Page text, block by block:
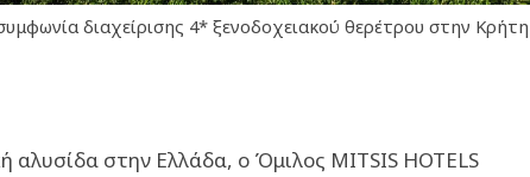
διαχείρισης 4* ξενοδοχειακού θερέτρου στην Κρήτη
αλυσίδα στην Ελλάδα, ο Όμιλος MITSIS HOTELS